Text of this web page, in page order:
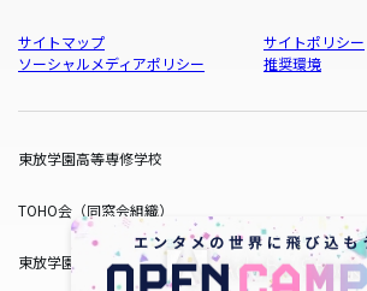
サイトマップ
サイトポリシー
ソーシャルメディアポリシー
推奨環境
東放学園高等専修学校
TOHO会（同窓会組織）
東放学園サービス